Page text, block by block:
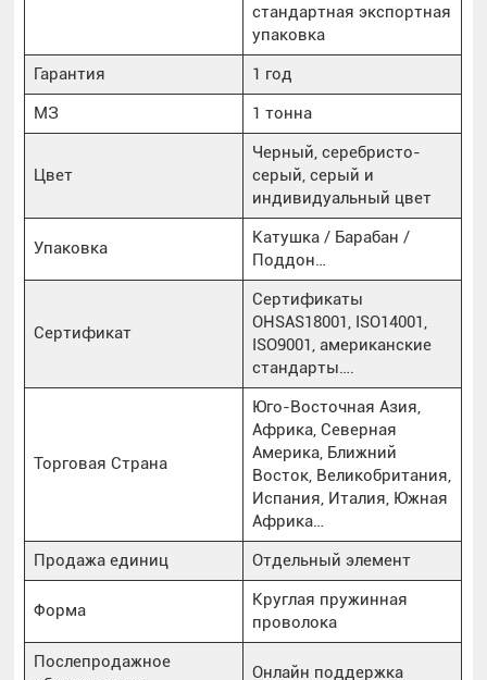
стандартная экспортная
упаковка
Гарантия
1 год
МЗ
1 тонна
Цвет
Черный, серебристо-
серый, серый и
индивидуальный цвет
Упаковка
Катушка / Барабан /
Поддон…
Сертификат
Сертификаты
OHSAS18001, ISO14001,
ISO9001, американские
стандарты….
Торговая Страна
Юго-Восточная Азия,
Африка, Северная
Америка, Ближний
Восток, Великобритания,
Испания, Италия, Южная
Африка…
Продажа единиц
Отдельный элемент
Форма
Круглая пружинная
проволока
Послепродажное
Онлайн поддержка